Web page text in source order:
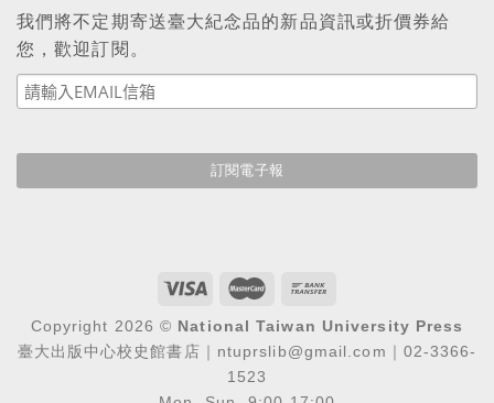
我們將不定期寄送臺大紀念品的新品資訊或折價券給
您，歡迎訂閱。
Copyright 2026 © National Taiwan University Press
臺大出版中心校史館書店｜ntuprslib@gmail.com｜02-3366-
1523